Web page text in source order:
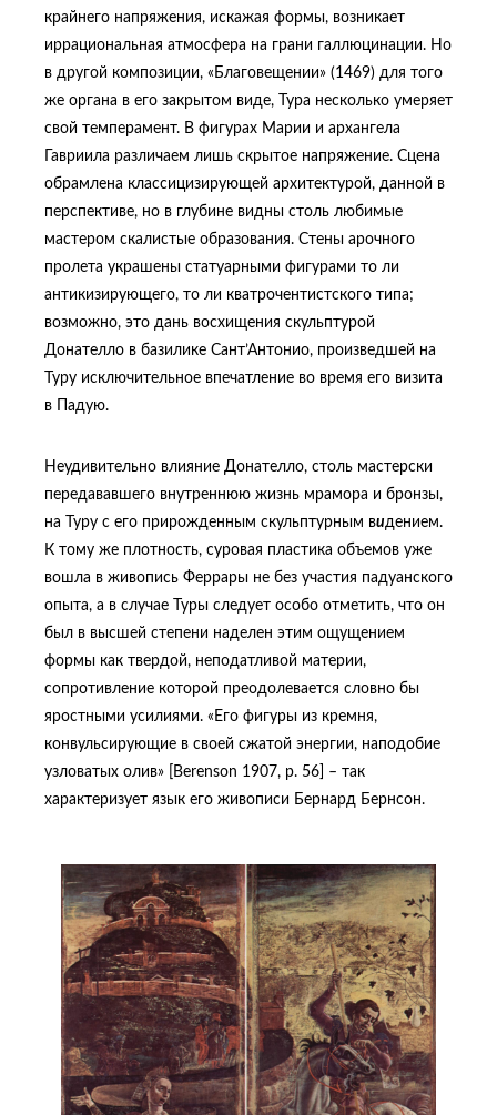
крайнего напряжения, искажая формы, возникает
иррациональная атмосфера на грани галлюцинации. Но
в другой композиции, «Благовещении» (1469) для того
же органа в его закрытом виде, Тура несколько умеряет
свой темперамент. В фигурах Марии и архангела
Гавриила различаем лишь скрытое напряжение. Сцена
обрамлена классицизирующей архитектурой, данной в
перспективе, но в глубине видны столь любимые
мастером скалистые образования. Стены арочного
пролета украшены статуарными фигурами то ли
антикизирующего, то ли кватрочентистского типа;
возможно, это дань восхищения скульптурой
Донателло в базилике Сант’Антонио, произведшей на
Туру исключительное впечатление во время его визита
в Падую.
Неудивительно влияние Донателло, столь мастерски
передававшего внутреннюю жизнь мрамора и бронзы,
на Туру с его прирожденным скульптурным видением.
К тому же плотность, суровая пластика объемов уже
вошла в живопись Феррары не без участия падуанского
опыта, а в случае Туры следует особо отметить, что он
был в высшей степени наделен этим ощущением
формы как твердой, неподатливой материи,
сопротивление которой преодолевается словно бы
яростными усилиями. «Его фигуры из кремня,
конвульсирующие в своей сжатой энергии, наподобие
узловатых олив» [Berenson 1907, p. 56] – так
характеризует язык его живописи Бернард Бернсон.